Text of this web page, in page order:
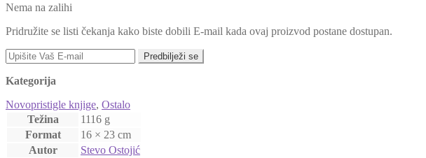
Nema na zalihi
Pridružite se listi čekanja kako biste dobili E-mail kada ovaj proizvod postane dostupan.
Predbilježi se
Kategorija
Novopristigle knjige, Ostalo
Težina
1116 g
Format
16 × 23 cm
Autor
Stevo Ostojić